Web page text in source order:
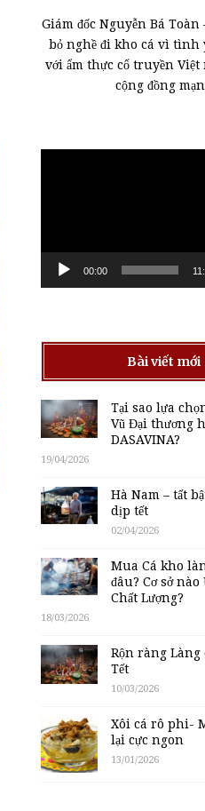
Giám đốc Nguyễn Bá Toàn
bỏ nghề đi kho cá vì tình
với ẩm thực cổ truyền Việt
cộng đồng
00:00
Bài viết mới
Tại sao lựa
Vũ Đại thương
DASAVINA?
19/04/2026
Hà Nam – tất
dịp tết
02/04/2026
Mua Cá kho
đâu? Cơ sở
Chất Lượng?
18/03/2026
Rộn ràng Làng
Tết
10/03/2026
Xôi cá rô phi-
lại cực ngon
13/01/2026